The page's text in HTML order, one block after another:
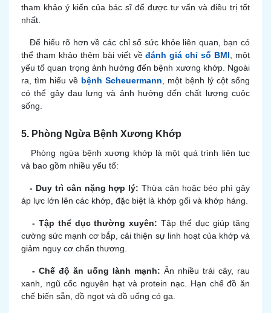
tham khảo ý kiến của bác sĩ để được tư vấn và điều trị tốt
nhất.
Để hiểu rõ hơn về các chỉ số sức khỏe liên quan, bạn có
thể tham khảo thêm bài viết vềđánh giá chỉ số BMI , một
yếu tố quan trọng ảnh hưởng đến bệnh xương khớp. Ngoài
ra, tìm hiểu về bệnh Scheuermann , một bệnh lý cột sống
có thể gây đau lưng và ảnh hưởng đến chất lượng cuộc
sống.
5. Phòng Ngừa Bệnh Xương Khớp
Phòng ngừa bệnh xương khớp là một quá trình liên tục
và bao gồm nhiều yếu tố:
- Duy trì cân nặng hợp lý: Thừa cân hoặc béo phì gây
áp lực lớn lên các khớp, đặc biệt là khớp gối và khớp háng.
- Tập thể dục thường xuyên: Tập thể dục giúp tăng
cường sức mạnh cơ bắp, cải thiện sự linh hoạt của khớp và
giảm nguy cơ chấn thương.
- Chế độ ăn uống lành mạnh: Ăn nhiều trái cây, rau
xanh, ngũ cốc nguyên hạt và protein nạc. Hạn chế đồ ăn
chế biến sẵn, đồ ngọt và đồ uống có ga.